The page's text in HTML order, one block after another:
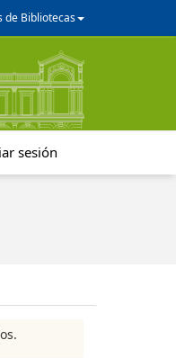
de Bibliotecas
sesión